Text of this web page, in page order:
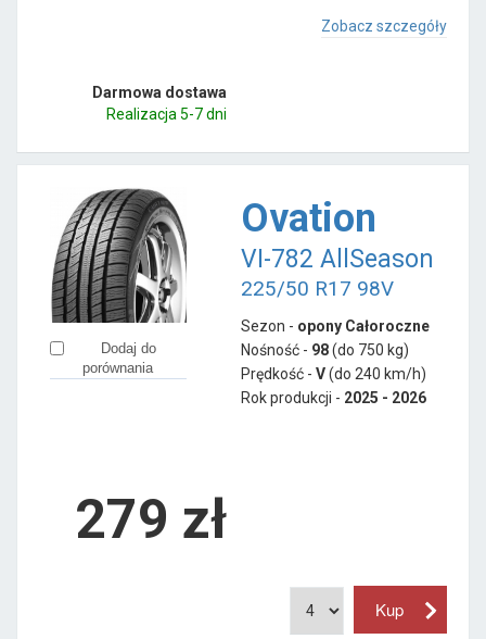
Zobacz szczegóły
Darmowa dostawa
Realizacja 5-7 dni
Dodaj do
porównania
Ovation
VI-782 AllSeason
225/50 R17 98V
Sezon - opony Całoroczne
Nośność - 98(do 750 kg)
Prędkość - V(do 240 km/h)
Rok produkcji - 2025 - 2026
279 zł